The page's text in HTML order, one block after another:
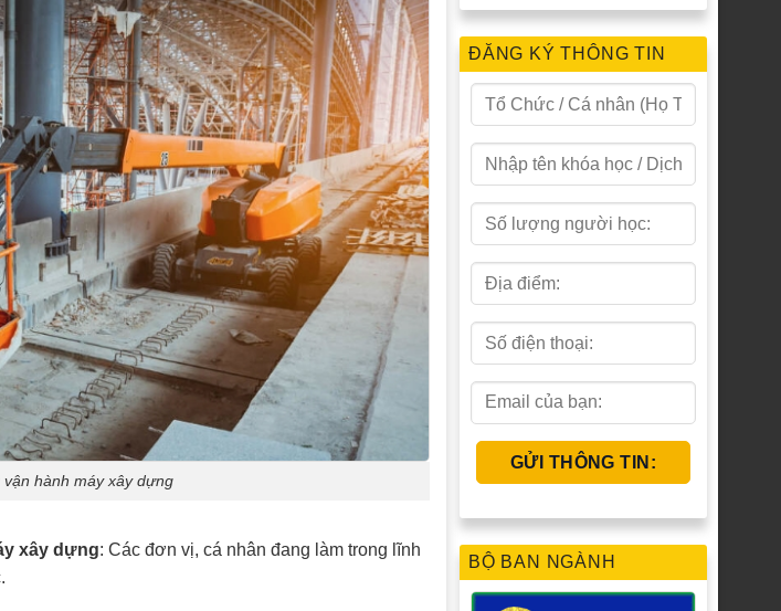
hành máy xây dựng
xây dựng: Các đơn vị, cá nhân đang làm trong lĩnh
ĐĂNG KÝ THÔNG TIN
BỘ BAN NGÀNH